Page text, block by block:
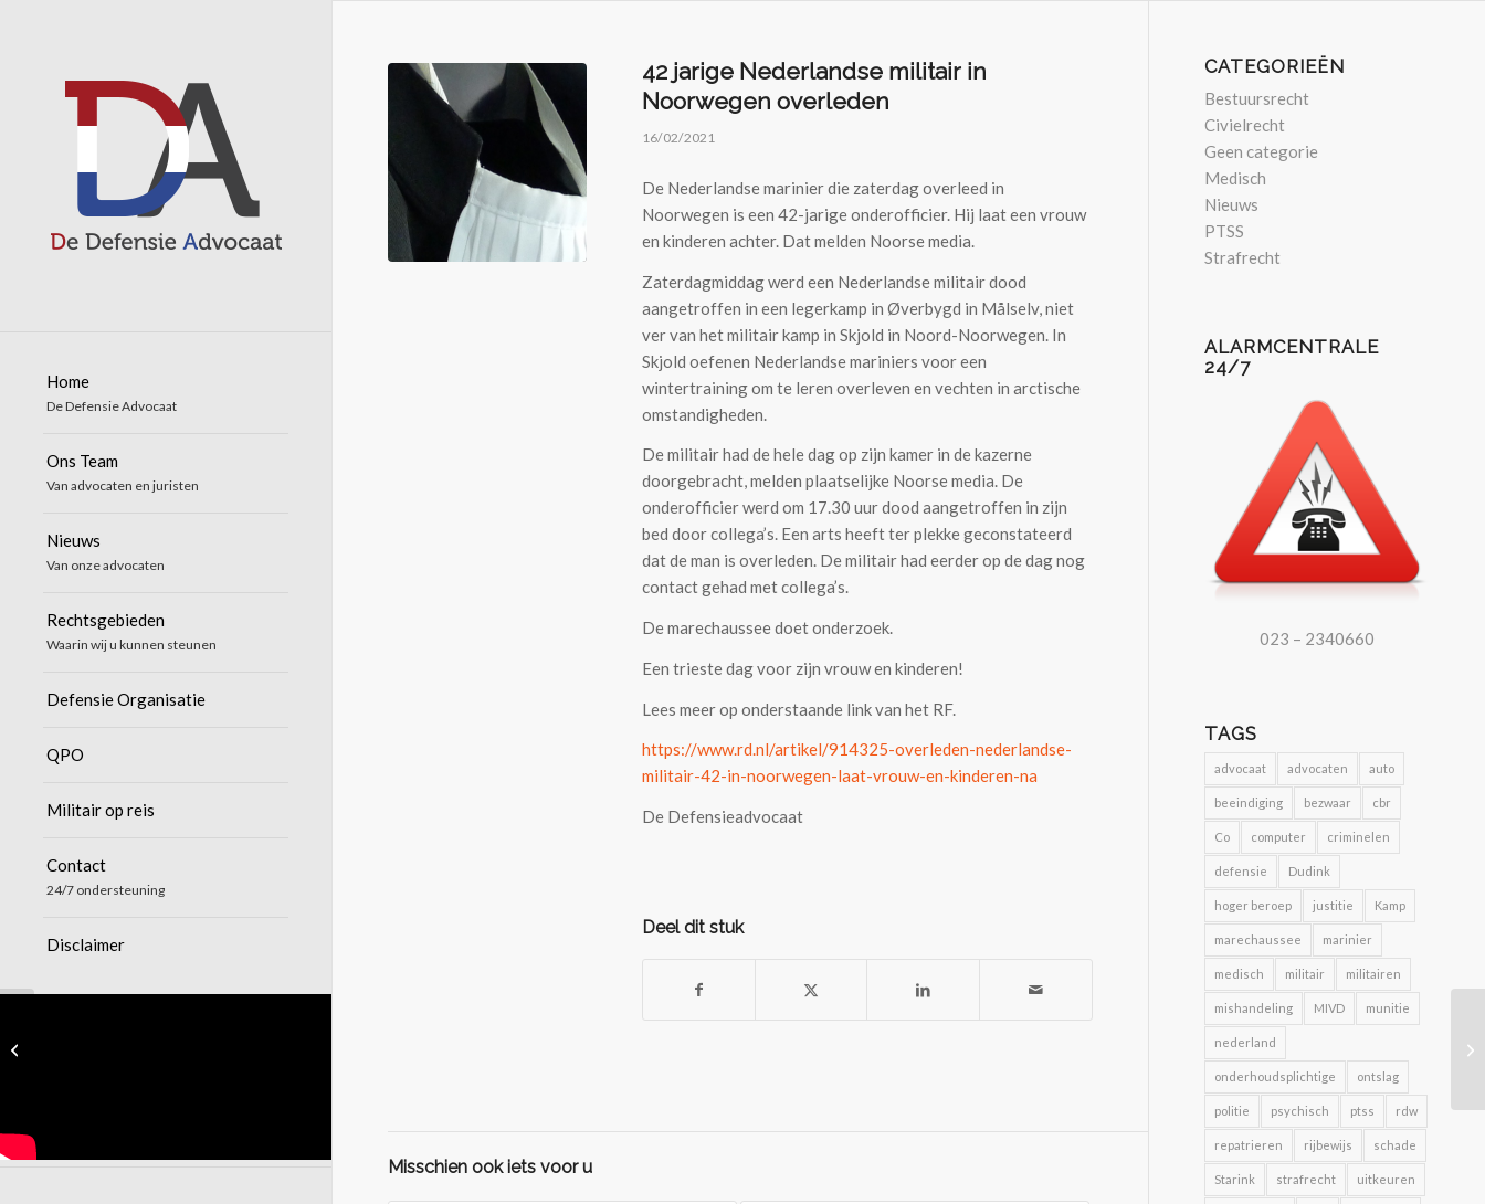
Home
De Defensie Advocaat
Ons Team
Van advocaten en juristen
Nieuws
Van onze advocaten
Rechtsgebieden
Waarin wij u kunnen steunen
Defensie Organisatie
QPO
Militair op reis
Contact
24/7 ondersteuning
Disclaimer
42 jarige Nederlandse militair in
Noorwegen overleden
16/02/2021
De Nederlandse marinier die zaterdag overleed in
Noorwegen is een 42-jarige onderofficier. Hij laat een vrouw
en kinderen achter. Dat melden Noorse media.
Zaterdagmiddag werd een Nederlandse militair dood
aangetroffen in een legerkamp in Øverbygd in Målselv, niet
ver van het militair kamp in Skjold in Noord-Noorwegen. In
Skjold oefenen Nederlandse mariniers voor een
wintertraining om te leren overleven en vechten in arctische
omstandigheden.
De militair had de hele dag op zijn kamer in de kazerne
doorgebracht, melden plaatselijke Noorse media. De
onderofficier werd om 17.30 uur dood aangetroffen in zijn
bed door collega’s. Een arts heeft ter plekke geconstateerd
dat de man is overleden. De militair had eerder op de dag nog
contact gehad met collega’s.
De marechaussee doet onderzoek.
Een trieste dag voor zijn vrouw en kinderen!
Lees meer op onderstaande link van het RF.
https://www.rd.nl/artikel/914325-overleden-nederlandse-
militair-42-in-noorwegen-laat-vrouw-en-kinderen-na
De Defensieadvocaat
Deel dit stuk
Misschien ook iets voor u
CATEGORIEËN
Bestuursrecht
Civielrecht
Geen categorie
Medisch
Nieuws
PTSS
Strafrecht
ALARMCENTRALE
24/7
023 – 2340660
TAGS
advocaat advocaten auto
beeindiging bezwaar cbr
Co computer criminelen
defensie Dudink
hoger beroep justitie Kamp
marechaussee marinier
medisch militair militairen
mishandeling MIVD munitie
nederland
onderhoudsplichtige ontslag
politie psychisch ptss rdw
repatrieren rijbewijs schade
Starink strafrecht uitkeuren